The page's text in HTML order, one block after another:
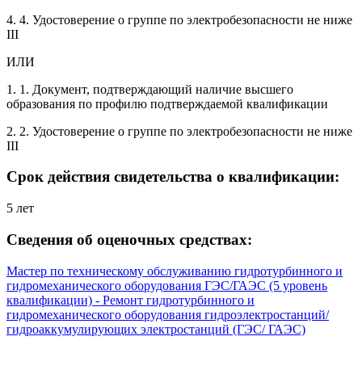
4. 4. Удостоверение о группе по электробезопасности не ниже
III
ИЛИ
1. 1. Документ, подтверждающий наличие высшего
образования по профилю подтверждаемой квалификации
2. 2. Удостоверение о группе по электробезопасности не ниже
III
Срок действия свидетельства о квалификации:
5 лет
Сведения об оценочных средствах:
Мастер по техническому обслуживанию гидротурбинного и
гидромеханического оборудования ГЭС/ГАЭС (5 уровень
квалификации) - Ремонт гидротурбинного и
гидромеханического оборудования гидроэлектростанций/
гидроаккумулирующих электростанций (ГЭС/ ГАЭС)